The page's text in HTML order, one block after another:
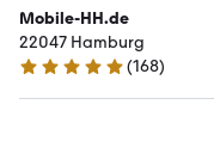
Mobile-HH.de
22047 Hamburg
4.8 Sterne
(168)